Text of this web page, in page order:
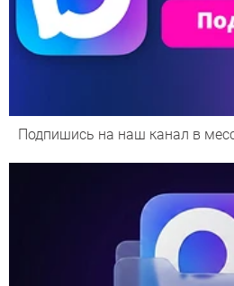
Подпишись на наш канал в